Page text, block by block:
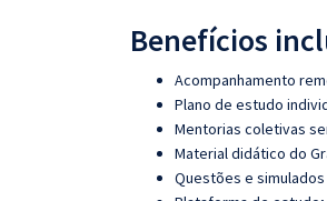
Benefícios
Acompanhamento
Plano de estudo
Mentorias coletivas
Material didático do
Questões e simulados